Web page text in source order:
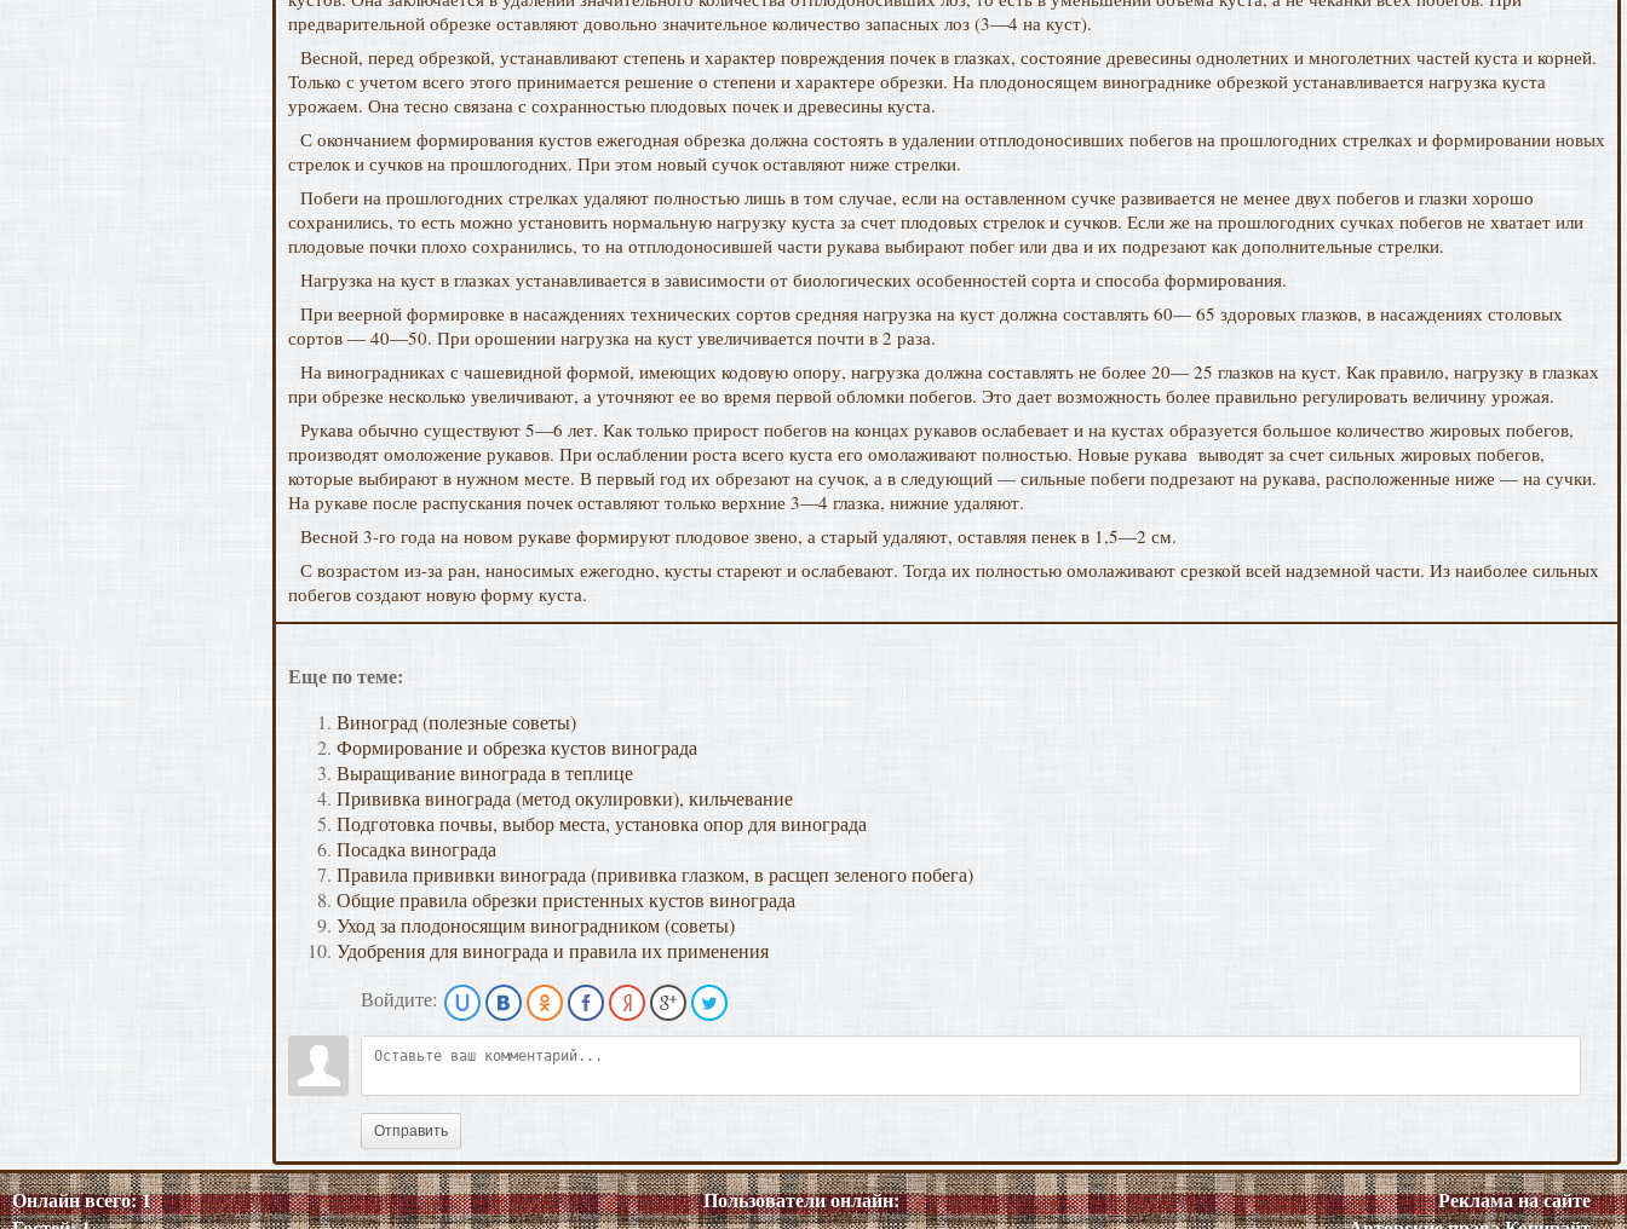
предварительной обрезке оставляют довольно значительное количество запасных лоз (3—4 на куст).
Весной, перед обрезкой, устанавливают степень и характер повреждения почек в глазках, состояние древесины однолетних и многолетних частей куста и корней.
Только с учетом всего этого принимается решение о степени и характере обрезки. На плодоносящем винограднике обрезкой устанавливается нагрузка куста
урожаем. Она тесно связана с сохранностью плодовых почек и древесины куста.
С окончанием формирования кустов ежегодная обрезка должна состоять в удалении отплодоносивших побегов на прошлогодних стрелках и формировании новых
стрелок и сучков на прошлогодних. При этом новый сучок оставляют ниже стрелки.
Побеги на прошлогодних стрелках удаляют полностью лишь в том случае, если на оставленном сучке развивается не менее двух побегов и глазки хорошо
сохранились, то есть можно установить нормальную нагрузку куста за счет плодовых стрелок и сучков. Если же на прошлогодних сучках побегов не хватает или
плодовые почки плохо сохранились, то на отплодоносившей части рукава выбирают побег или два и их подрезают как дополнительные стрелки.
Нагрузка на куст в глазках устанавливается в зависимости от биологических особенностей сорта и способа формирования.
При веерной формировке в насаждениях технических сортов средняя нагрузка на куст должна составлять 60— 65 здоровых глазков, в насаждениях столовых
сортов — 40—50. При орошении нагрузка на куст увеличивается почти в 2 раза.
На виноградниках с чашевидной формой, имеющих кодовую опору, нагрузка должна составлять не более 20— 25 глазков на куст. Как правило, нагрузку в глазках
при обрезке несколько увеличивают, а уточняют ее во время первой обломки побегов. Это дает возможность более правильно регулировать величину урожая.
Рукава обычно существуют 5—6 лет. Как только прирост побегов на концах рукавов ослабевает и на кустах образуется большое количество жировых побегов,
производят омоложение рукавов. При ослаблении роста всего куста его омолаживают полностью. Новые рукава выводят за счет сильных жировых побегов,
которые выбирают в нужном месте. В первый год их обрезают на сучок, а в следующий — сильные побеги подрезают на рукава, расположенные ниже — на сучки.
На рукаве после распускания почек оставляют только верхние 3—4 глазка, нижние удаляют.
Весной 3-го года на новом рукаве формируют плодовое звено, а старый удаляют, оставляя пенек в 1,5—2 см.
С возрастом из-за ран, наносимых ежегодно, кусты стареют и ослабевают. Тогда их полностью омолаживают срезкой всей надземной части. Из наиболее сильных
побегов создают новую форму куста.
Еще по теме:
Виноград (полезные советы)
Формирование и обрезка кустов винограда
Выращивание винограда в теплице
Прививка винограда (метод окулировки), кильчевание
Подготовка почвы, выбор места, установка опор для винограда
Посадка винограда
Правила прививки винограда (прививка глазком, в расщеп зеленого побега)
Общие правила обрезки пристенных кустов винограда
Уход за плодоносящим виноградником (советы)
Удобрения для винограда и правила их применения
Войдите:
Отправить
Онлайн всего:1
Пользователи онлайн:
Реклама на сайте